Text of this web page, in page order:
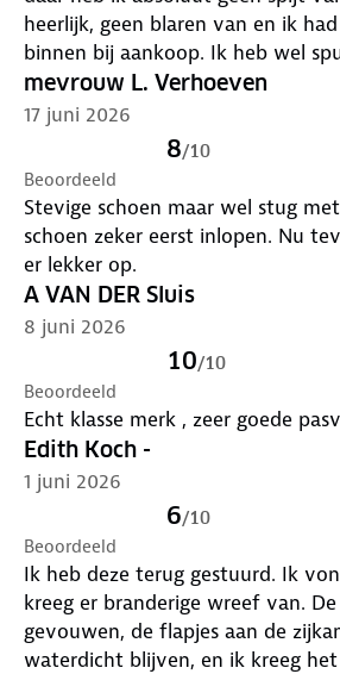
heerlijk, geen blaren van en ik
binnen bij aankoop. Ik heb wel
echt waterproof te maken en tot
voeten gehouden!
mevrouw L. Verhoeven
17 juni 2026
8/10
Beoordeeld
Stevige schoen maar wel stug
schoen zeker eerst inlopen. Nu
er lekker op.
A VAN DER Sluis
8 juni 2026
10/10
Beoordeeld
Echt klasse merk , zeer goede
Edith Koch -
1 juni 2026
6/10
Beoordeeld
Ik heb deze terug gestuurd. Ik
kreeg er branderige wreef van.
gevouwen, de flapjes aan de
waterdicht blijven, en ik kreeg het